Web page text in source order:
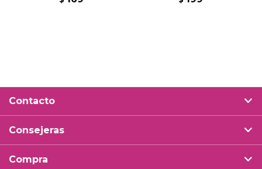
Contacto
Consejeras
Compra